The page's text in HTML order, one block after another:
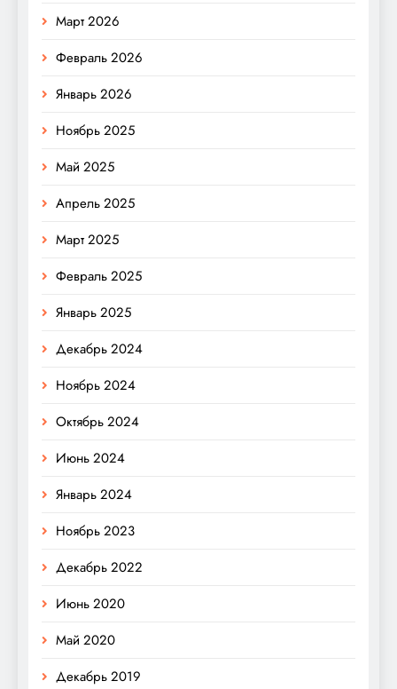
Март 2026
Февраль 2026
Январь 2026
Ноябрь 2025
Май 2025
Апрель 2025
Март 2025
Февраль 2025
Январь 2025
Декабрь 2024
Ноябрь 2024
Октябрь 2024
Июнь 2024
Январь 2024
Ноябрь 2023
Декабрь 2022
Июнь 2020
Май 2020
Декабрь 2019